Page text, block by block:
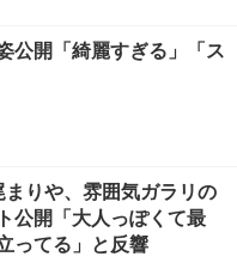
公開「綺麗すぎる」「ス
まりや、雰囲気ガラリの
公開「大人っぽくて最
ってる」と反響